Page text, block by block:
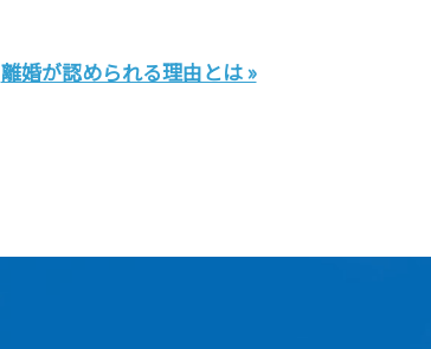
離婚が認められる理由とは »